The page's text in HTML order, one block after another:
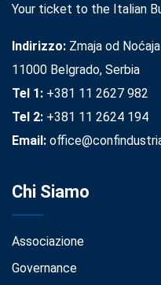
Your ticket to the Italian
Indirizzo: Zmaja od
11000 Belgrado, Serbia
Tel 1: +381 11 2627 982
Tel 2: +381 11 2624 194
Email:
Chi Siamo
Associazione
Governance